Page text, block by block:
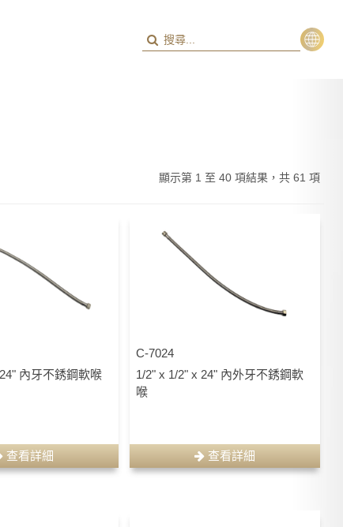
顯示第 1 至 40 項結果，共 61 項
內牙不銹鋼軟喉
查看詳細
C-7024
1/2" x 1/2" x 24" 內外牙不銹鋼軟
喉
查看詳細